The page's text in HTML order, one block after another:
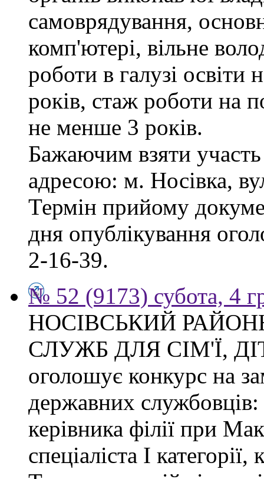
самоврядування,
комп'ютері, вільне
роботи в галузі
років, стаж роботи на
не менше 3 років.
Бажаючим взяти участь
адресою: м. Носівка,
Термін прийому
дня опублікування
2-16-39.
№ 52 (9173) субота, 4
НОСІВСЬКИЙ
СЛУЖБ ДЛЯ СІМ'Ї,
оголошує конкурс на
державних службовців:
керівника філії при
спеціаліста І